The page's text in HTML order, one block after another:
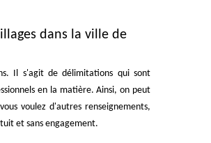
dans la ville de
Il s'agit de délimitations qui sont
en la matière. Ainsi, on peut
voulez d'autres renseignements,
et sans engagement.